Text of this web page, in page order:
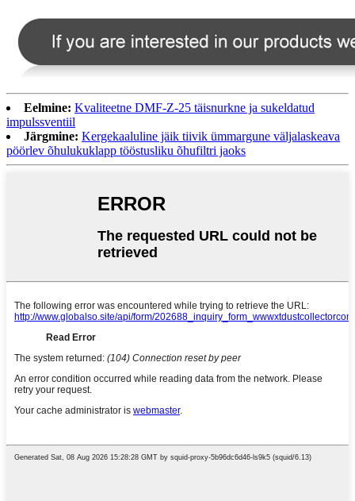
Eelmine: Kvaliteetne DMF-Z-25 täisnurkne ja sukeldatud
impulssventiil
Järgmine: Kergekaaluline jäik tiivik ümmargune väljalaskeava
pöörlev õhulukuklapp tööstusliku õhufiltri jaoks